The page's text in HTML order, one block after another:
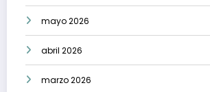
mayo 2026
abril 2026
marzo 2026